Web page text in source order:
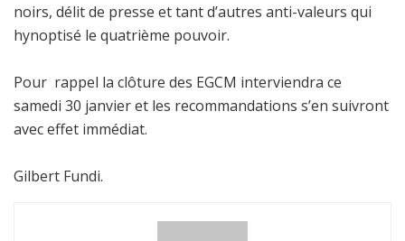
noirs, délit de presse et tant d’autres anti-valeurs qui
hynoptisé le quatrième pouvoir.
Pour rappel la clôture des EGCM interviendra ce
samedi 30 janvier et les recommandations s’en suivront
avec effet immédiat.
Gilbert Fundi.